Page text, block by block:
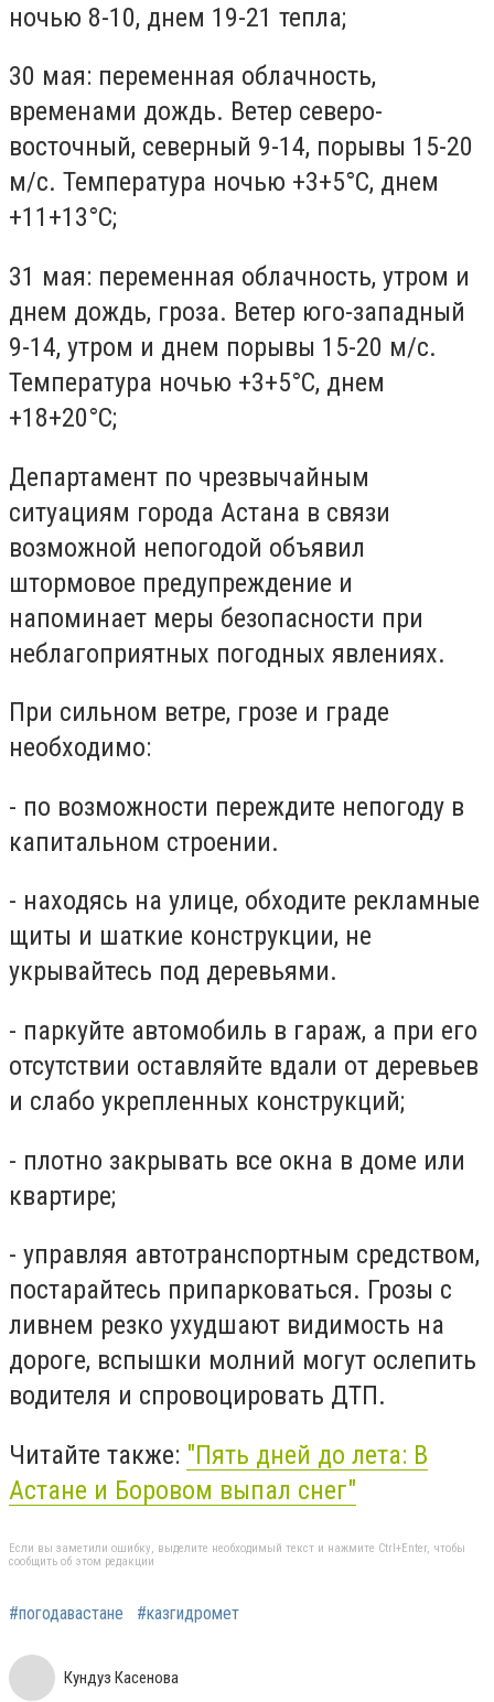
ночью 8-10, днем 19-21 тепла;
30 мая: переменная облачность,
временами дождь. Ветер северо-
восточный, северный 9-14, порывы 15-20
м/с. Температура ночью +3+5°С, днем
+11+13°С;
31 мая: переменная облачность, утром и
днем дождь, гроза. Ветер юго-западный
9-14, утром и днем порывы 15-20 м/с.
Температура ночью +3+5°С, днем
+18+20°С;
Департамент по чрезвычайным
ситуациям города Астана в связи
возможной непогодой объявил
штормовое предупреждение и
напоминает меры безопасности при
неблагоприятных погодных явлениях.
При сильном ветре, грозе и граде
необходимо:
- по возможности переждите непогоду в
капитальном строении.
- находясь на улице, обходите рекламные
щиты и шаткие конструкции, не
укрывайтесь под деревьями.
- паркуйте автомобиль в гараж, а при его
отсутствии оставляйте вдали от деревьев
и слабо укрепленных конструкций;
- плотно закрывать все окна в доме или
квартире;
- управляя автотранспортным средством,
постарайтесь припарковаться. Грозы с
ливнем резко ухудшают видимость на
дороге, вспышки молний могут ослепить
водителя и спровоцировать ДТП.
Читайте также: "Пять дней до лета: В
Астане и Боровом выпал снег"
Если вы заметили ошибку, выделите необходимый текст и нажмите Ctrl+Enter, чтобы
сообщить об этом редакции
#погодавастане #казгидромет
Кундуз Касенова